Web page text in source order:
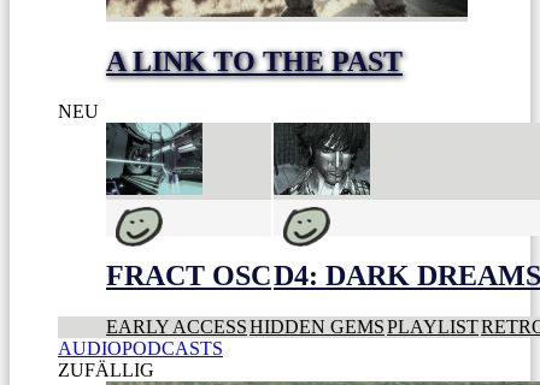
A LINK TO THE PAST
NEU
FRACT OSCD4: DARK
EARLY ACCESSHIDDEN GEMSPLAYLIST
AUDIOPODCASTS
ZUFÄLLIG